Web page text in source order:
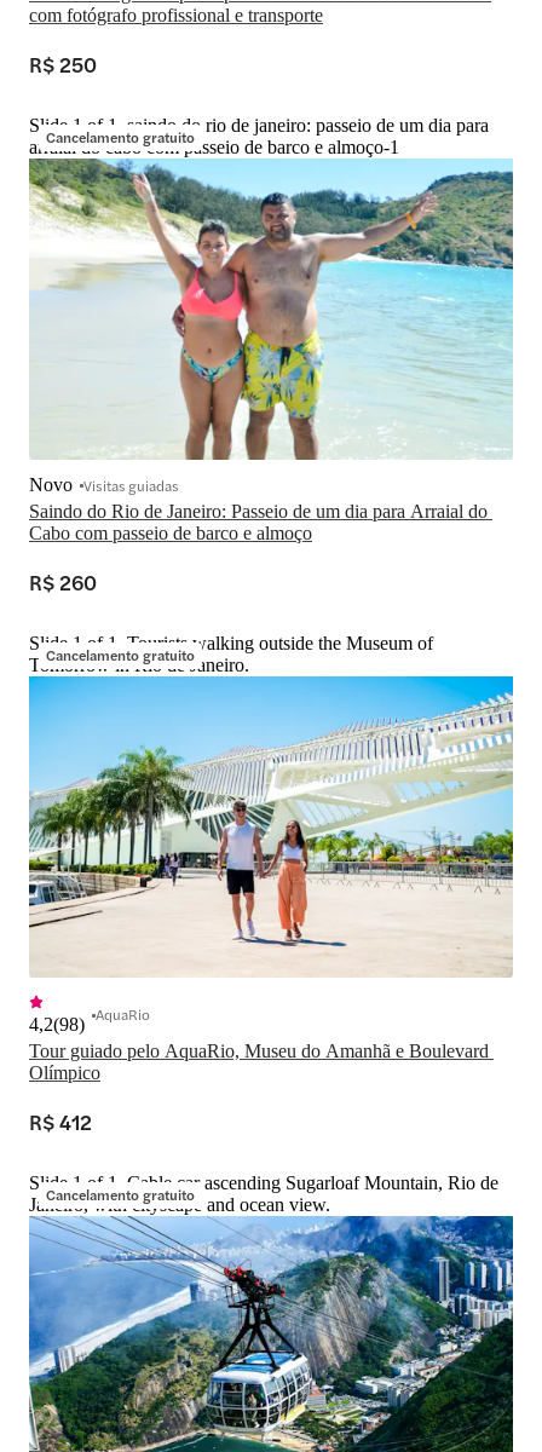
com fotógrafo profissional e transporte
R$ 250
Cancelamento gratuito
Slide 1 of 1, saindo do rio de janeiro: passeio de um dia para
arraial do cabo com passeio de barco e almoço-1
Saindo do Rio de Janeiro: Passeio de um dia para Arraial do
Cabo com passeio de barco e almoço
Novo Visitas guiadas
R$ 260
Cancelamento gratuito
Slide 1 of 1, Tourists walking outside the Museum of
Tomorrow in Rio de Janeiro.
Tour guiado pelo AquaRio, Museu do Amanhã e Boulevard
Olímpico
4,2(98) AquaRio
R$ 412
Cancelamento gratuito
Slide 1 of 1, Cable car ascending Sugarloaf Mountain, Rio de
Janeiro, with cityscape and ocean view.